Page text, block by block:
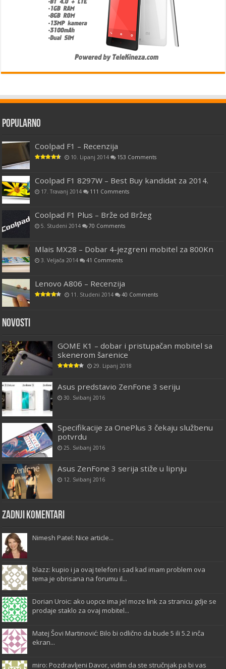
Popularno
Coolpad F1 – Recenzija
10. Lipanj 2014 153 Comments
Coolpad F1 8297W – Best Buy kandidat za 2014.
17. Travanj 2014 111 Comments
Coolpad F1 Plus – Brže od Bržeg
5. Studeni 2014 70 Comments
Mlais MX28 – Dobar 4-jezgreni mobitel za 800Kn
3. Veljača 2014 41 Comments
Lenovo A806 – Recenzija
11. Studeni 2014 40 Comments
Novosti
GOME K1 – dobar i pristupačan mobitel sa
skenerom šarenice
29. Lipanj 2018
Asus predstavio ZenFone 3 seriju
30. Svibanj 2016
Specifikacije za OnePlus 3 čekaju službenu
potvrdu
25. Svibanj 2016
Asus ZenFone 3 serija stiže u lipnju
12. Svibanj 2016
Zadnji komentari
Nimesh Patel: Nice article...
blazz: kupio i ja ovaj telefon i sad kad imam problem ova
tema je obrisana na forumu il...
Dorian Uroic: ako uopce ima jel moze link za stranicu gdje se
prodaje staklo za ovaj mobitel...
Matej Šovi Martinović: Bilo bi odlično da bude 5 ili 5.2 inča
ekran...
miro: Pozdravljeni Davor, vidim da ste stručnjak pa bi vas